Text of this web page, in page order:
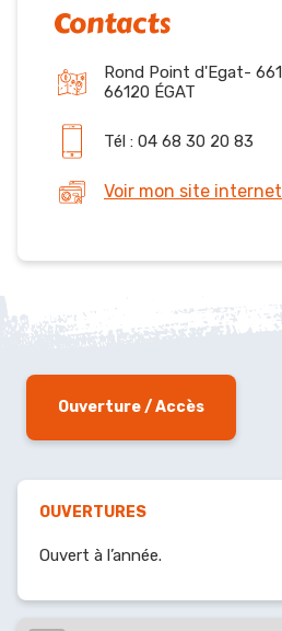
Contacts
Rond Point d'Egat-
66120 ÉGAT
Tél : 04 68 30 20 83
Voir mon site internet
Ouverture / Accès
OUVERTURES
Ouvert à l’année.